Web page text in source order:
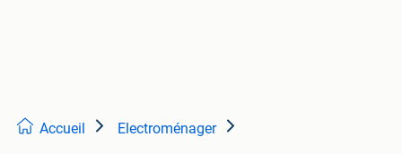
Accueil Electroménager